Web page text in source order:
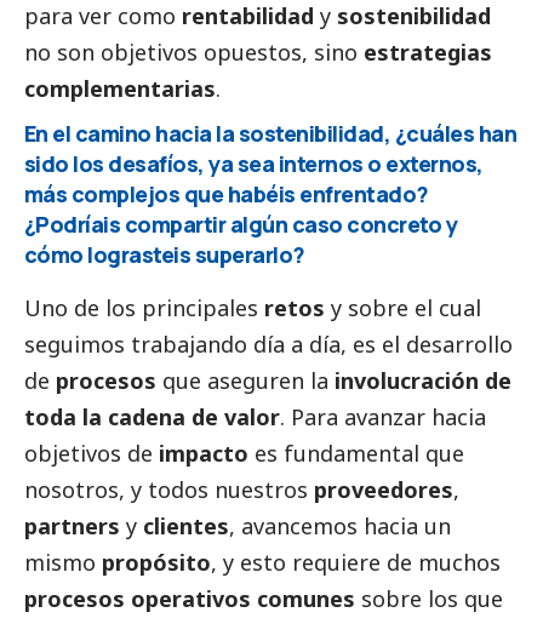
para ver como rentabilidad y sostenibilidad
no son objetivos opuestos, sino estrategias
complementarias.
En el camino hacia la sostenibilidad, ¿cuáles han
sido los desafíos, ya sea internos o externos,
más complejos que habéis enfrentado?
¿Podríais compartir algún caso concreto y
cómo lograsteis superarlo?
Uno de los principales retos y sobre el cual
seguimos trabajando día a día, es el desarrollo
de procesos que aseguren la involucración de
toda la cadena de valor. Para avanzar hacia
objetivos de impacto es fundamental que
nosotros, y todos nuestros proveedores,
partners y clientes, avancemos hacia un
mismo propósito, y esto requiere de muchos
procesos operativos comunes sobre los que